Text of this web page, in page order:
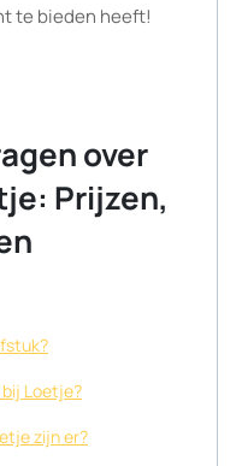
te bieden heeft!
over
Prijzen,
Loetje?
zijn er?